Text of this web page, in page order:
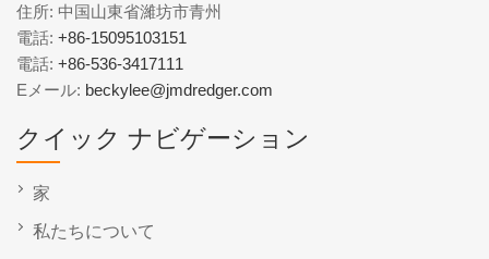
住所: 中国山東省濰坊市青州
電話: +86-15095103151
電話: +86-536-3417111
Eメール: beckylee@jmdredger.com
クイック ナビゲーション
家
私たちについて